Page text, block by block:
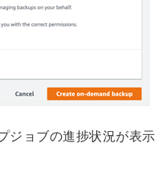
ジョブの進捗状況が表示